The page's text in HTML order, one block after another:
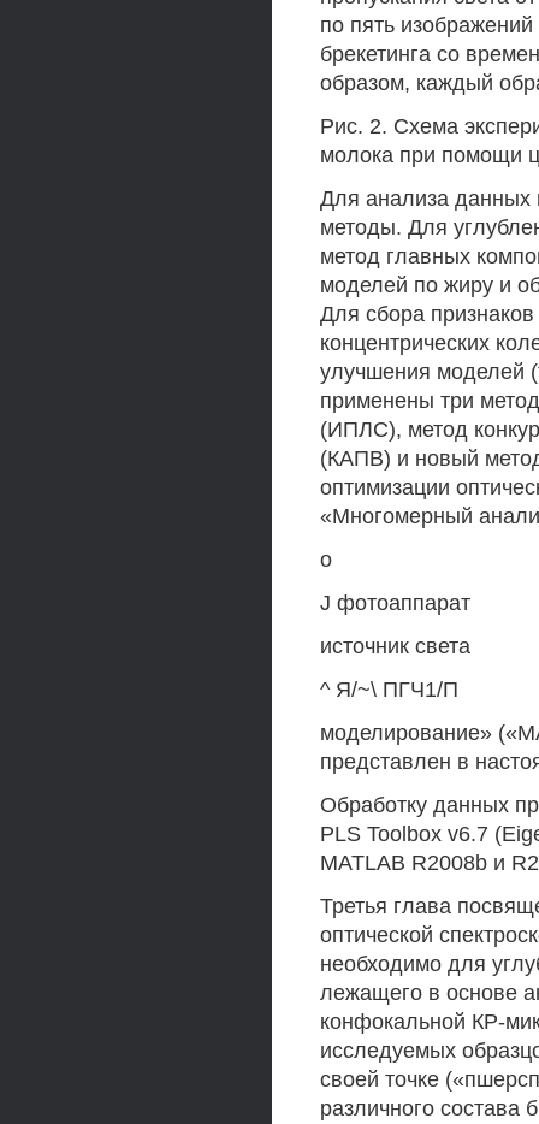
по пять
брекетинга со
образом, каждый
Рис. 2. Схема
молока при помощи
Для анализа данных
методы. Для
метод главных
моделей по жиру и
Для сбора
концентрических
улучшения моделей
применены три
(ИПЛС), метод
(КАПВ) и новый
оптимизации
«Многомерный
о
J фотоаппарат
источник света
^ Я/~\ ПГЧ1/П
моделирование»
представлен в
Обработку данных
PLS Toolbox v6.7
MATLAB R2008b и
Третья глава
оптической
необходимо для
лежащего в основе
конфокальной КР-
исследуемых
своей точке
различного